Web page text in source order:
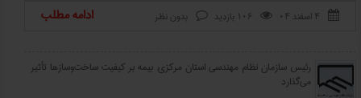
 ۴ اسفند ۰۴  106 بازدید  بدون نظر ادامه مطلب
رئیس سازمان نظام مهندسی استان مرکزی: بیمه بر کیفیت ساخت‌وسازها تأثیر
می‌گذارد